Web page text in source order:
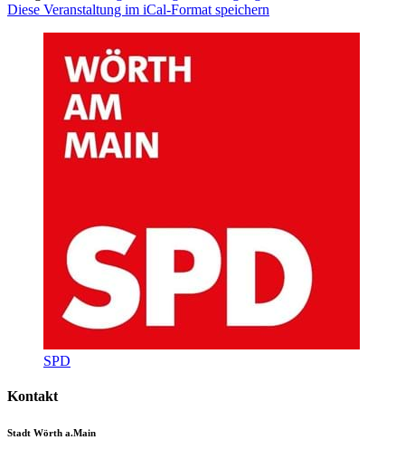
Diese Veranstaltung im iCal-Format speichern
SPD
Kontakt
Stadt Wörth a.Main